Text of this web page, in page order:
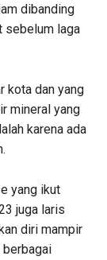
dibanding
sebelum laga
kota dan yang
mineral yang
karena ada
yang ikut
juga laris
diri mampir
berbagai